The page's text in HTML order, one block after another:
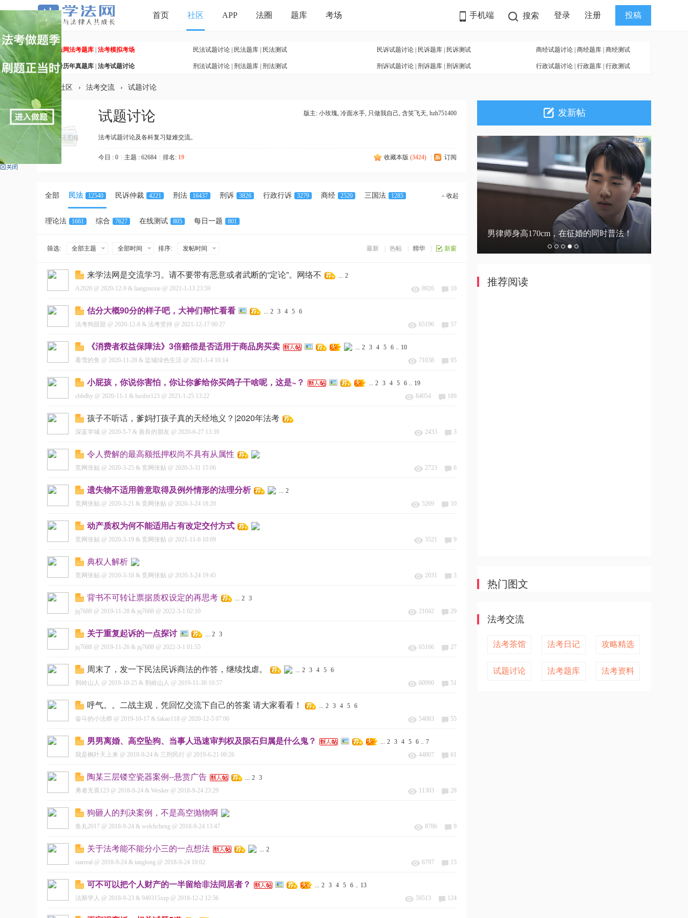
首页 社区 APP 法圈 题库 考场 手机端 搜索 登录 注册 投稿
学法网法考题库 法考模拟考场 民法试题讨论| 民法题库| 民法测试 民诉试题讨论| 民诉题库| 民诉测试 商经试题讨论 商经题库 商经测试
法考历年真题库 法考试题讨论 刑法试题讨论| 刑法题库| 刑法测试 刑诉试题讨论| 刑诉题库| 刑诉测试 行政试题讨论 行政题库 行政测试
学
» 社区 › 法考交流 › 试题讨论
版主: 小玫瑰, 冷面水手, 只做我自己, 含笑飞天, hzh751400
试题讨论
法考试题讨论及各科复习疑难交流。
今日 : 0 主题 : 62684 排名: 19 收藏本版 (3424) 订阅
收起
全部 民法 12540 民诉仲裁 4221 刑法 16437 刑诉 3826 行政行诉 3279 商经 2520 三国法 1285
理论法 1661 综合 7627 在线测试 805 每日一题 801
最新 热帖 精华 新窗
筛选: 全部主题 全部时间 排序: 发帖时间
来学法网是交流学习。请不要带有恶意或者武断的“定论”。网络不 ... 2
A2020 @ 2020-12-9 & liangmoxie @ 2021-1-13 23:59 8926 10
估分大概90分的样子吧，大神们帮忙看看 ... 2 3 4 5 6
法考狗甜甜 @ 2020-12-8 & 法考坚持 @ 2021-12-17 00:27 65196 57
《消费者权益保障法》3倍赔偿是否适用于商品房买卖 ... 2 3 4 5 6 .. 10
看雪的鱼 @ 2020-11-28 & 盐城绿色生活 @ 2021-1-4 10:14 71038 95
小屁孩，你说你害怕，你让你爹给你买鸽子干啥呢，这是~？ ... 2 3 4 5 6 .. 19
cbbdhy @ 2020-11-1 & lucifer123 @ 2021-1-25 13:22 84054 189
孩子不听话，爹妈打孩子真的天经地义？|2020年法考
深蓝学城 @ 2020-5-7 & 善良的朋友 @ 2020-6-27 13:39 2433 3
令人费解的最高额抵押权尚不具有从属性
竞网张贴 @ 2020-3-25 & 竞网张贴 @ 2020-3-31 15:06 2723 6
遗失物不适用善意取得及例外情形的法理分析 ... 2
竞网张贴 @ 2020-3-21 & 竞网张贴 @ 2020-3-24 18:20 5269 10
动产质权为何不能适用占有改定交付方式
竞网张贴 @ 2020-3-19 & 竞网张贴 @ 2021-11-6 10:09 3521 9
典权人解析
竞网张贴 @ 2020-3-18 & 竞网张贴 @ 2020-3-24 19:45 2031 3
背书不可转让票据质权设定的再思考 ... 2 3
jq7688 @ 2019-11-28 & jq7688 @ 2022-3-1 02:10 21042 29
关于重复起诉的一点探讨 ... 2 3
jq7688 @ 2019-11-26 & jq7688 @ 2022-3-1 01:55 65166 27
周末了，发一下民法民诉商法的作答，继续找虐。 ... 2 3 4 5 6
荆岭山人 @ 2019-10-25 & 荆岭山人 @ 2019-11-30 10:57 60990 51
呼气。。二战主观，凭回忆交流下自己的答案 请大家看看！ ... 2 3 4 5 6
奋斗的小法师 @ 2019-10-17 & fakao118 @ 2020-12-5 07:06 54083 55
男男离婚、高空坠狗、当事人迅速审判权及陨石归属是什么鬼？ ... 2 3 4 5 6 .. 7
我是枫叶天上来 @ 2018-9-24 & 三刑民行 @ 2019-6-21 00:26 44807 61
陶某三层镂空瓷器案例--悬赏广告 ... 2 3
勇者无畏123 @ 2018-9-24 & Wesker @ 2018-9-24 23:29 11303 28
狗砸人的判决案例，不是高空抛物啊
鱼丸2017 @ 2018-9-24 & welchcheng @ 2018-9-24 13:47 8786 9
关于法考能不能分小三的一点想法 ... 2
starreal @ 2018-9-24 & tanglong @ 2018-9-24 10:02 6797 15
可不可以把个人财产的一半留给非法同居者？ ... 2 3 4 5 6 .. 13
法斯学人 @ 2018-9-23 & 949315xzp @ 2018-12-2 12:56 59513 124
发新帖
杭州中院公开招聘司法雇员及辅助审判人
员
推荐阅读
热门图文
法考交流
法考茶馆 法考日记 攻略精选
试题讨论 法考题库 法考资料